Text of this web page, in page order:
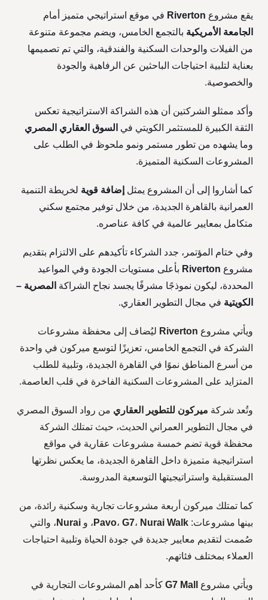
يقع مشروع Riverton في موقع استراتيجي متميز أمام
الجامعة الأمريكية بالتجمع الخامس، ويضم مجموعة متنوعة
من الفيلات والوحدات السكنية والفندقية، والتي تم تصميمها
بعناية لتلبية احتياجات الباحثين عن الرفاهية والجودة
والخصوصية.
وأكد ممثلو الشركتين أن هذه الشراكة الاستراتيجية تعكس
الثقة الكبيرة للمستثمر الكويتي في السوق العقاري المصري
وما يشهده من تطور مستمر ونمو ملحوظ في الطلب على
المشروعات السكنية المتميزة.
كما أشاروا إلى أن المشروع يمثل إضافة قوية لخريطة التنمية
العمرانية بالقاهرة الجديدة، من خلال توفير مجتمع سكني
متكامل بمعايير عالمية في كافة عناصره.
وفي ختام المؤتمر، جدد الشركاء تأكيدهم على الالتزام بتقديم
مشروع Riverton بأعلى مستويات الجودة وفي المواعيد
المحددة، ليكون نموذجًا مشرفًا يجسد نجاح الشراكة المصرية –
الكويتية في مجال التطوير العقاري.
ويأتي مشروع Riverton ليُضاف إلى محفظة مشروعات
الشركة في التجمع الخامس، تعزيزًا لتوسع ميركون في واحدة
من أسرع المناطق نموًا في القاهرة الجديدة، وتلبية للطلب
المتزايد على المشروعات السكنية الفاخرة في قلب العاصمة.
وتُعد شركة ميركون للتطوير العقاري من رواد السوق المصري
في مجال التطوير العمراني الحديث، حيث تمتلك الشركة
محفظة قوية تضم خمسة مشروعات عقارية في مواقع
استراتيجية متميزة داخل القاهرة الجديدة، ما يعكس نظرتها
المستقبلية واستراتيجيتها التوسعية المدروسة.
كما تمتلك ميركون أربعة مشروعات تجارية وسكنية رائدة، من
بينها مشروعات:
Pavo، G7، Nurai Walk ، و Nurai ، والتي
صُممت لتقديم معايير جديدة في جودة الحياة وتلبية احتياجات
العملاء بمختلف فئاتهم.
ويأتي مشروع G7 Mall كأحد أهم المشروعات التجارية في